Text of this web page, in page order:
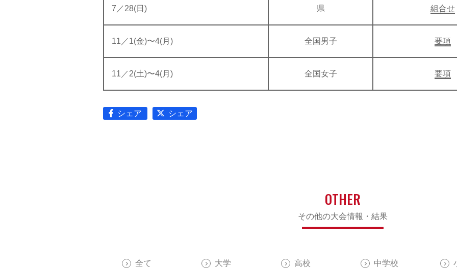
7／28(日) 県 組合せ
11／1(金)〜4(月) 全国男子 要項
11／2(土)〜4(月) 全国女子 要項
シェア シェア
OTHER
その他の大会情報・結果
全て 大学 高校 中学校